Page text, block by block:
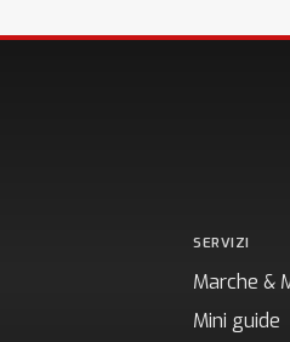
SERVIZI
Marche &
Mini guide